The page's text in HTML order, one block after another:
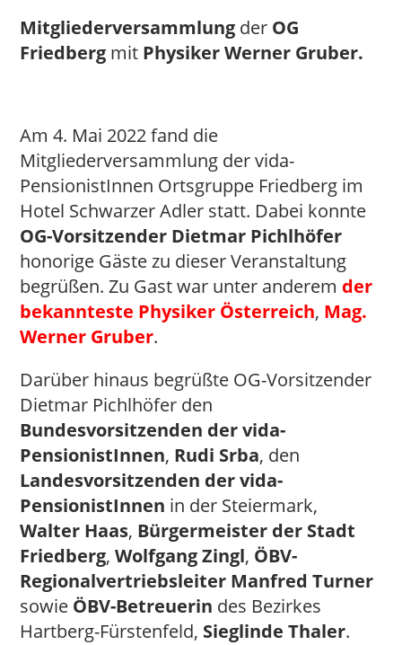
Mitgliederversammlung der OG
Friedberg mit Physiker Werner Gruber.
Am 4. Mai 2022 fand die
Mitgliederversammlung der vida-
PensionistInnen Ortsgruppe Friedberg im
Hotel Schwarzer Adler statt. Dabei konnte
OG-Vorsitzender Dietmar Pichlhöfer
honorige Gäste zu dieser Veranstaltung
begrüßen. Zu Gast war unter anderem der
bekannteste Physiker Österreich, Mag.
Werner Gruber.
Darüber hinaus begrüßte OG-Vorsitzender
Dietmar Pichlhöfer den
Bundesvorsitzenden der vida-
PensionistInnen, Rudi Srba, den
Landesvorsitzenden der vida-
PensionistInnen in der Steiermark,
Walter Haas, Bürgermeister der Stadt
Friedberg,Wolfgang Zingl, ÖBV-
Regionalvertriebsleiter Manfred Turner
sowie ÖBV-Betreuerin des Bezirkes
Hartberg-Fürstenfeld, Sieglinde Thaler.